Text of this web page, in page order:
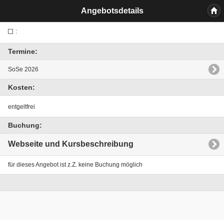
Angebotsdetails
:
Termine:
SoSe 2026
Kosten:
entgeltfrei
Buchung:
Webseite und Kursbeschreibung
für dieses Angebot ist z.Z. keine Buchung möglich